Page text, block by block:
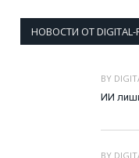
НОВОСТИ ОТ DIGITAL-
BY
ИИ
BY